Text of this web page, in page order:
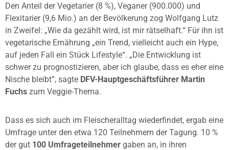
Den Anteil der Vegetarier (8 %), Veganer (900.000) und
Flexitarier (9,6 Mio.) an der Bevölkerung zog Wolfgang Lutz
in Zweifel: „Wie da gezählt wird, ist mir rätselhaft.“ Für ihn ist
vegetarische Ernährung „ein Trend, vielleicht auch ein Hype,
auf jeden Fall ein Stück Lifestyle“. „Die Entwicklung ist
schwer zu prognostizieren, aber ich glaube, dass es eher eine
Nische bleibt“, sagte DFV-Hauptgeschäftsführer Martin
Fuchs zum Veggie-Thema.
Dass es sich auch im Fleischeralltag wiederfindet, ergab eine
Umfrage unter den etwa 120 Teilnehmern der Tagung. 10 %
der gut 100 Umfrageteilnehmer gaben an, in ihren